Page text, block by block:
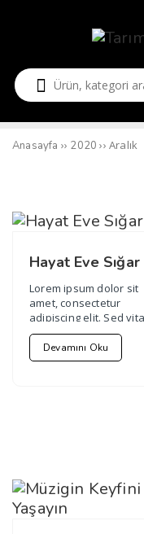
Anasayfa ›› 2020 ››Aralık
Hayat Eve Sığar
Lorem ipsum dolor sit
amet, consectetur
adipiscing elit. Sed
fringilla ex. Ut id neque
nec nib...
Devamını Oku